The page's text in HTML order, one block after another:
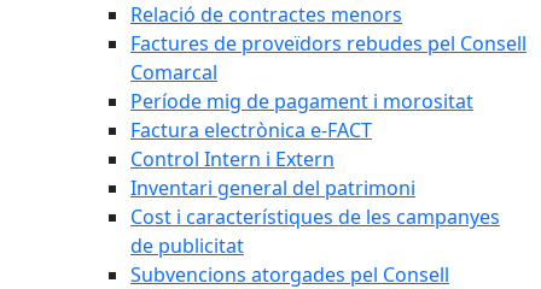
Relació de contractes menors
Factures de proveïdors rebudes pel Consell
Comarcal
Període mig de pagament i morositat
Factura electrònica e-FACT
Control Intern i Extern
Inventari general del patrimoni
Cost i característiques de les campanyes
de publicitat
Subvencions atorgades pel Consell